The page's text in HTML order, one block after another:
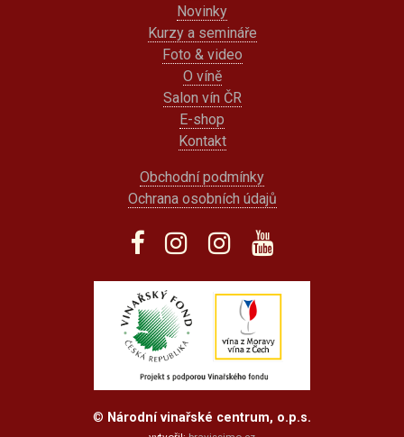
Novinky
Kurzy a semináře
Foto & video
O víně
Salon vín ČR
E-shop
Kontakt
Obchodní podmínky
Ochrana osobních údajů
© Národní vinařské centrum, o.p.s.